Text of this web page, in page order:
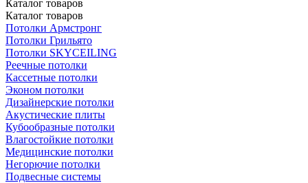
Каталог товаров
Каталог товаров
Потолки Армстронг
Потолки Грильято
Потолки SKYCEILING
Реечные потолки
Кассетные потолки
Эконом потолки
Дизайнерские потолки
Акустические плиты
Кубообразные потолки
Влагостойкие потолки
Медицинские потолки
Негорючие потолки
Подвесные системы